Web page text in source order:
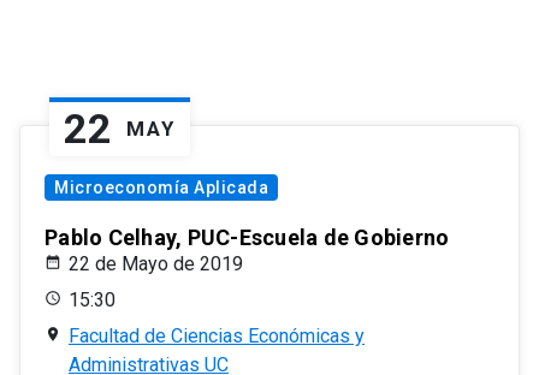
22 MAY
Microeconomía Aplicada
Pablo Celhay, PUC-Escuela de Gobierno
22 de Mayo de 2019
15:30
Facultad de Ciencias Económicas y
Administrativas UC